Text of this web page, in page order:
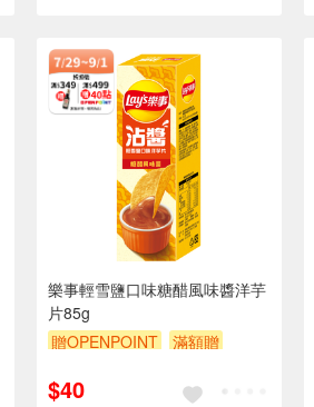
樂事輕雪鹽口味糖醋風味醬洋芋
片85g
贈OPENPOINT
滿額贈
$40